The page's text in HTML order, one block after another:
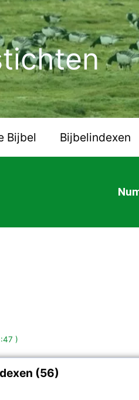
Bijbel Bijbelindexen
)
(56)